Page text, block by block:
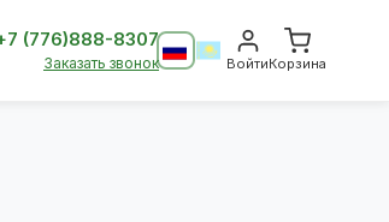
(776)888-8307
Заказать звонок ВойтиКорзина